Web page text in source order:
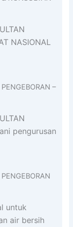
NASIONAL
–
pengurusan
untuk
air bersih